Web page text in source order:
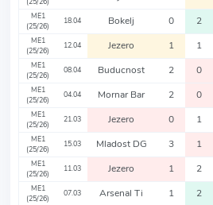
ME1
(25/26)
18.04 Bokelj 0 2
ME1
(25/26)
12.04 Jezero 1 1
ME1
(25/26)
08.04 Buducnost 2 0
ME1
(25/26)
04.04 Mornar Bar 2 0
ME1
(25/26)
21.03 Jezero 0 1
ME1
(25/26)
15.03 Mladost DG 3 1
ME1
(25/26)
11.03 Jezero 1 2
ME1
(25/26)
07.03 Arsenal Ti 1 2